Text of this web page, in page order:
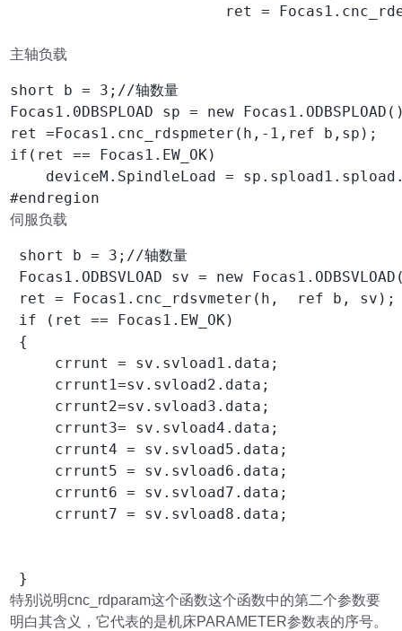
ret =
主轴负载
short b = 3;//轴数量
Focas1.0DBSPLOAD sp = new
ret =Focas1.cnc_rdspmeter(h,-1,ref b,sp);
if(ret == Focas1.EW_OK)
deviceM.SpindleLoad =
#endregion
伺服负载
short b = 3;//轴数量
Focas1.ODBSVLOAD sv = new
ret = Focas1.cnc_rdsvmeter(h,  ref b, sv);
if (ret == Focas1.EW_OK)
{
     crrunt = sv.svload1.data;
     crrunt1=sv.svload2.data;
     crrunt2=sv.svload3.data;
     crrunt3= sv.svload4.data;
     crrunt4 = sv.svload5.data;
     crrunt5 = sv.svload6.data;
     crrunt6 = sv.svload7.data;
     crrunt7 = sv.svload8.data;
}
特别说明cnc_rdparam这个函数这个函数中的第二个参数要
明白其含义，它代表的是机床PARAMETER参数表的序号。